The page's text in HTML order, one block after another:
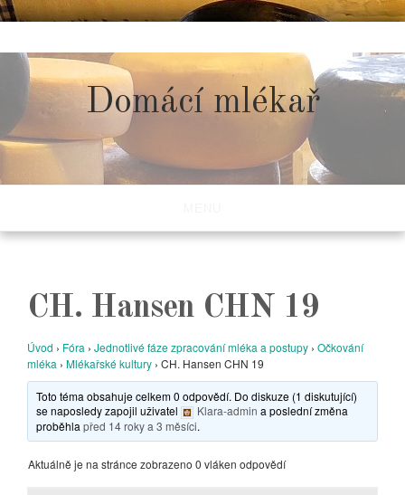
to
content
Domácí mlékař
CH. Hansen CHN 19
Úvod › Fóra › Jednotlivé fáze zpracování mléka a postupy › Očkování
mléka › Mlékařské kultury › CH. Hansen CHN 19
Toto téma obsahuje celkem 0 odpovědí. Do diskuze (1 diskutující)
se naposledy zapojil uživatel
Klara-admin a poslední změna
proběhlapřed 14 roky a 3 měsíci.
Aktuálně je na stránce zobrazeno 0 vláken odpovědí